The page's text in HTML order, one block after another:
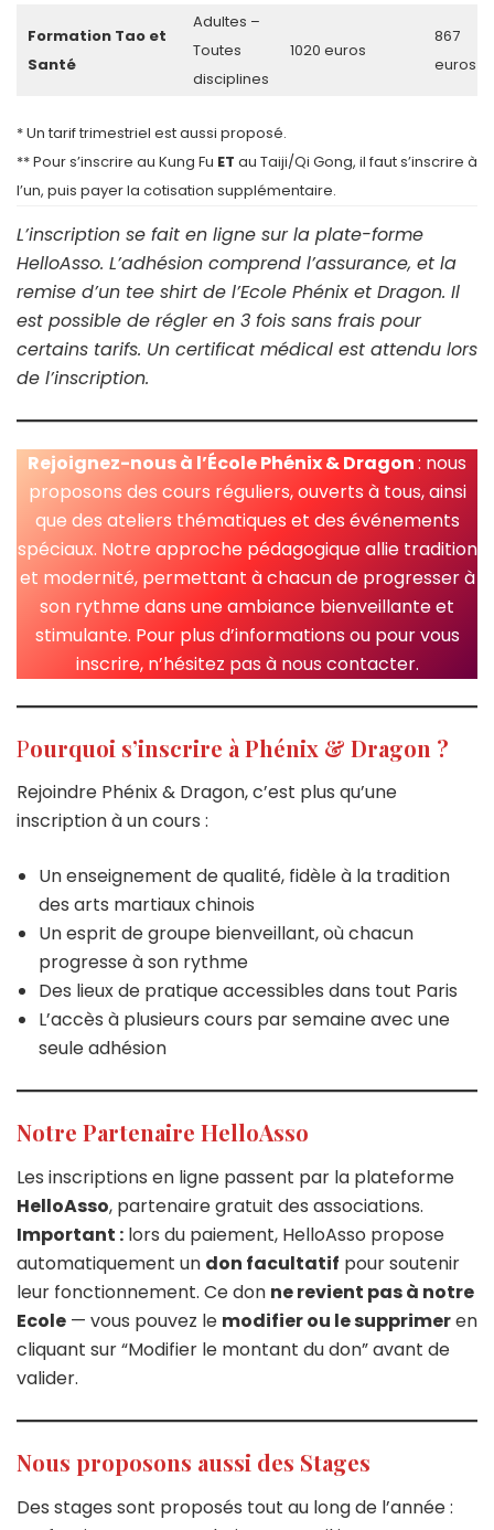
Formation Tao et
Santé
Adultes –
Toutes
disciplines
1020 euros
867
euros
* Un tarif trimestriel est aussi proposé.
** Pour s’inscrire au Kung Fu ET au Taiji/Qi Gong, il faut s’inscrire à
l’un, puis payer la cotisation supplémentaire.
L’inscription se fait en ligne sur la plate-forme
HelloAsso. L’adhésion comprend l’assurance, et la
remise d’un tee shirt de l’Ecole Phénix et Dragon. Il
est possible de régler en 3 fois sans frais pour
certains tarifs. Un certificat médical est attendu lors
de l’inscription.
Rejoignez-nous à l’École Phénix & Dragon: nous
proposons des cours réguliers, ouverts à tous, ainsi
que des ateliers thématiques et des événements
spéciaux. Notre approche pédagogique allie tradition
et modernité, permettant à chacun de progresser à
son rythme dans une ambiance bienveillante et
stimulante. Pour plus d’informations ou pour vous
inscrire, n’hésitez pas à nous contacter.
Pourquoi s’inscrire à Phénix & Dragon ?
Rejoindre Phénix & Dragon, c’est plus qu’une
inscription à un cours :
Un enseignement de qualité, fidèle à la tradition
des arts martiaux chinois
Un esprit de groupe bienveillant, où chacun
progresse à son rythme
Des lieux de pratique accessibles dans tout Paris
L’accès à plusieurs cours par semaine avec une
seule adhésion
Notre Partenaire HelloAsso
Les inscriptions en ligne passent par la plateforme
HelloAsso, partenaire gratuit des associations.
Important : lors du paiement, HelloAsso propose
automatiquement un don facultatif pour soutenir
leur fonctionnement. Ce don ne revient pas à notre
Ecole — vous pouvez le modifier ou le supprimeren
cliquant sur “Modifier le montant du don” avant de
valider.
Nous proposons aussi des Stages
Des stages sont proposés tout au long de l’année :